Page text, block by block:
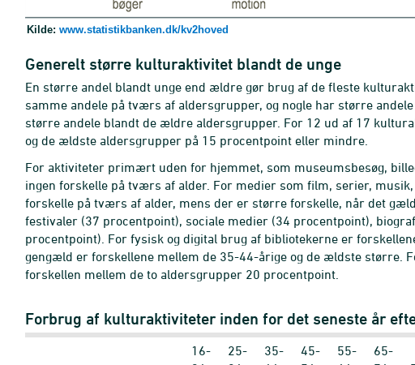
Kilde: www.statistikbanken.dk/kv2hoved
Generelt større kulturaktivitet blandt de unge
En større andel blandt unge end ældre gør brug af de fleste
samme andele på tværs af aldersgrupper, og nogle har større
større andele blandt de ældre aldersgrupper. For 12 ud af 17
og de ældste aldersgrupper på 15 procentpoint eller mindre.
For aktiviteter primært uden for hjemmet, som museumsbesøg,
ingen forskelle på tværs af alder. For medier som film, serier,
forskelle på tværs af alder, mens der er større forskelle, når det
festivaler (37 procentpoint), sociale medier (34 procentpoint),
procentpoint). For fysisk og digital brug af bibliotekerne er
gengæld er forskellene mellem de 35-44-årige og de ældste større.
forskellen mellem de to aldersgrupper 20 procentpoint.
Forbrug af kulturaktiviteter inden for det seneste år
16-
25-
35-
45-
55-
65-